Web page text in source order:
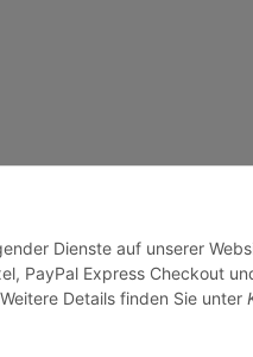
Dienste auf unserer
PayPal Express Checkout
Details finden Sie unter